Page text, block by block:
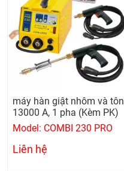
máy hàn giật nhôm và tôn
13000 A, 1 pha (Kèm PK)
Model: COMBI 230 PRO
Liên hệ